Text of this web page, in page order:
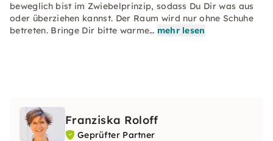
beweglich bist im Zwiebelprinzip, sodass Du Dir was aus
oder überziehen kannst. Der Raum wird nur ohne Schuhe
betreten. Bringe Dir bitte warme… mehr lesen
Franziska Roloff
Geprüfter Partner